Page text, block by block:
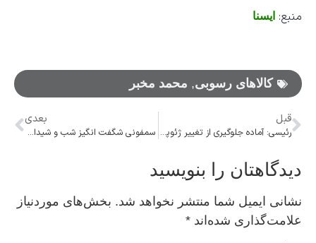
منبع: ایسنا
کالاهای رسوبی, محمد مخبر
قبل
رئیسی: آماده جلوگیری از تغییر ژئوپلتیک منطقه هستیم/ پاشینیان: ایران همواره نقش سازنده دارد
بعدی
سمفونی شگفت انگیز شب و شیدایی
دیدگاهتان را بنویسید
نشانی ایمیل شما منتشر نخواهد شد. بخش‌های موردنیاز
علامت‌گذاری شده‌اند *